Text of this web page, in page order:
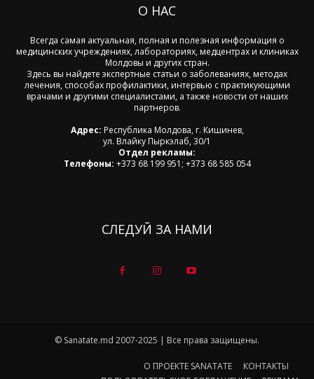
О НАС
Всегда самая актуальная, полная и полезная информация о
медицинских учреждениях, лабораториях, медцентрах и клиниках
Молдовы и других стран.
Здесь вы найдете экспертные статьи о заболеваниях, методах
лечения, способах профилактики, интервью с практикующими
врачами и другими специалистами, а также новости от наших
партнеров.
Адрес: Республика Молдова, г. Кишинев,
ул. Влайку Пыркэлаб, 30/1
Отдел рекламы:
Телефоны: +373 68 199 951; +373 68 585 054
СЛЕДУЙ ЗА НАМИ
© Sanatate.md 2007-2025 | Все права защищены.
О ПРОЕКТЕ SANATATE
КОНТАКТЫ